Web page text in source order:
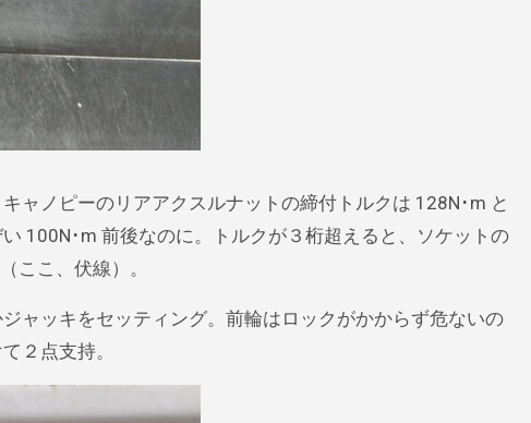
ャノピーのリアアクスルナットの締付トルクは 128N･m と
100N･m 前後なのに。トルクが３桁超えると、ソケットの
ここ、伏線）。
ャッキをセッティング。前輪はロックがかからず危ないの
２点支持。